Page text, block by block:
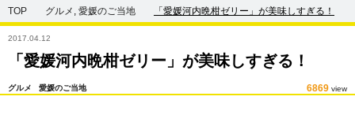
TOP グルメ , 愛媛のご当地 「愛媛河内晩柑ゼリー」が美味しすぎる！
2017.04.12
「愛媛河内晩柑ゼリー」が美味しすぎる！
グルメ 愛媛のご当地 6869 view